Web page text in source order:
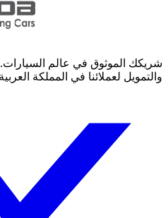
الموثوق في عالم السيارات.
لعملائنا في المملكة العربية